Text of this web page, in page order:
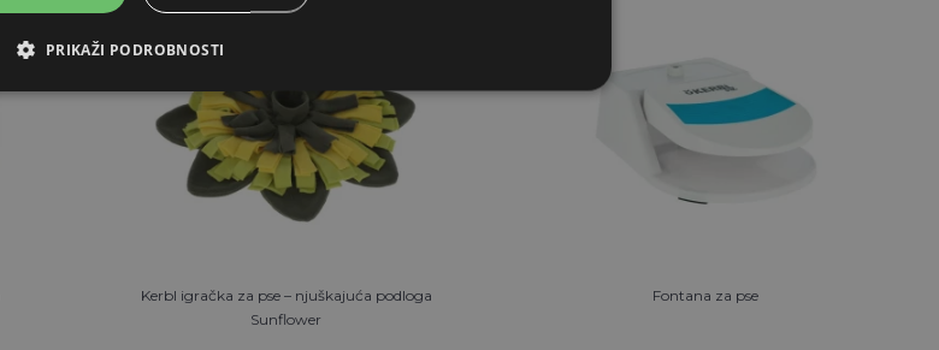
Kerbl igračka za pse – njuškajuća podloga
Sunflower
Fontana za pse
PRIKAŽI PODROBNOSTI